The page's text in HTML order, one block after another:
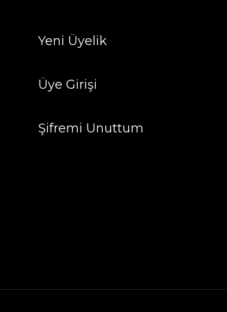
Yeni Üyelik
Üye Girişi
Şifremi Unuttum